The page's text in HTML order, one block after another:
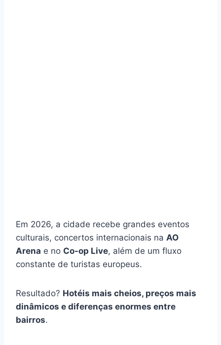
Em 2026, a cidade recebe grandes eventos
culturais, concertos internacionais na AO
Arena e no Co-op Live, além de um fluxo
constante de turistas europeus.
Resultado? Hotéis mais cheios, preços mais
dinâmicos e diferenças enormes entre
bairros.